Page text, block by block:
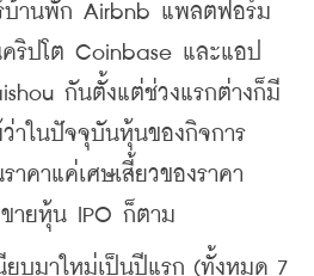
บ้านพัก Airbnb แพลตฟอร์ม
ริปโต Coinbase และแอป
กันตั้งแต่ช่วงแรกต่างก็มี
าในปัจจุบันหุ้นของกิจการ
าคาแค่เศษเสี้ยวของราคา
ขายหุ้น IPO ก็ตาม
มาใหม่เป็นปีแรก (ทั้งหมด 7